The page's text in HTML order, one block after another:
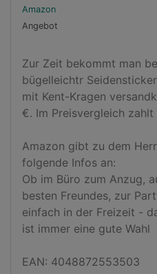
Amazon
Angebot
Zur Zeit bekommt man
bügelleichtr
mit Kent-Kragen
€. Im Preisvergleich
Amazon gibt zu dem
folgende Infos an:
Ob im Büro zum Anzug,
besten Freundes, zur
einfach in der Freizeit -
ist immer eine gute Wahl
EAN: 4048872553503